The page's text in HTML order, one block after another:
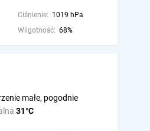
Ciśnienie: 1019 hPa
Wilgotność: 68%
31°C
małe, pogodnie